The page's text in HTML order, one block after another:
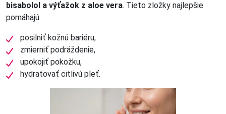
bisabolol a výťažok z aloe vera. Tieto zložky najlepšie
pomáhajú:
posilniť kožnú bariéru,
zmierniť podráždenie,
upokojiť pokožku,
hydratovať citlivú pleť.